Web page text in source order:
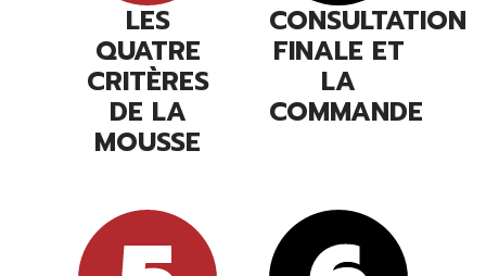
LES
QUATRE
CRITÈRES
DE LA
MOUSSE
CONSULTATION
FINALE ET
LA
COMMANDE